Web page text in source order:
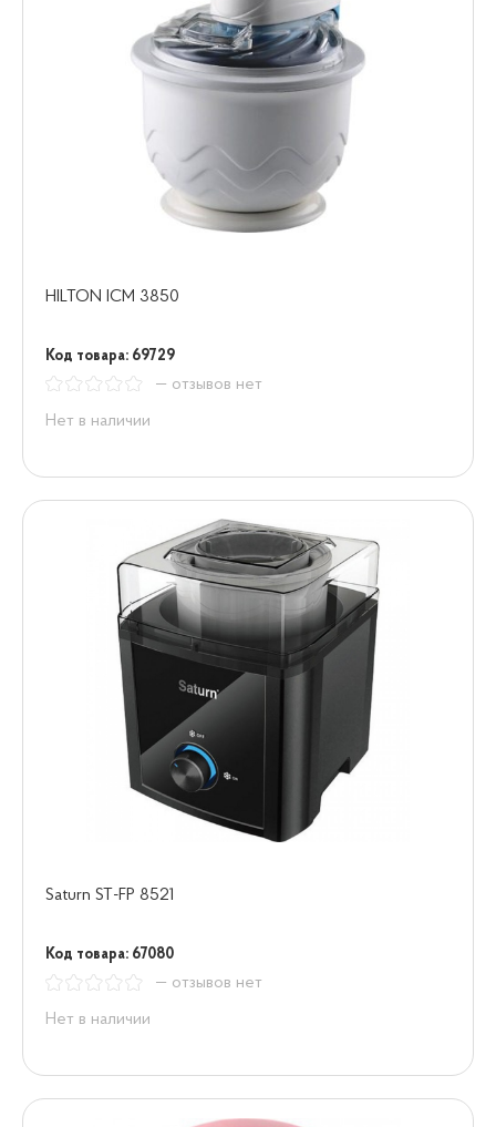
HILTON ICM 3850
Код товара: 69729
— отзывов нет
Нет в наличии
Saturn ST-FP 8521
Код товара: 67080
— отзывов нет
Нет в наличии